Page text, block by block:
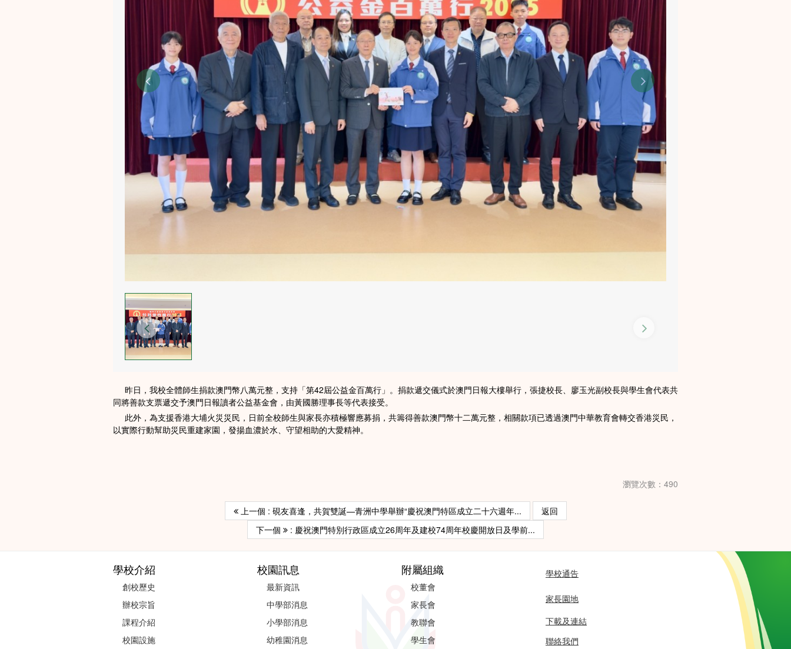
昨日，我校全體師生捐款澳門幣八萬元整，支持「第42屆公益金百萬行」。捐款遞交儀式於澳門日報大樓舉行，張捷校長、廖玉光副校長與學生會代表共
同將善款支票遞交予澳門日報讀者公益基金會，由黃國勝理事長等代表接受。
此外，為支援香港大埔火災災民，日前全校師生與家長亦積極響應募捐，共籌得善款澳門幣十二萬元整，相關款項已透過澳門中華教育會轉交香港災民，
以實際行動幫助災民重建家園，發揚血濃於水、守望相助的大愛精神。
瀏覽次數：490
上一個 : 硯友喜逢，共賀雙誕—青洲中學舉辦“慶祝澳門特區成立二十六週年...
返回
下一個
: 慶祝澳門特別行政區成立26周年及建校74周年校慶開放日及學前...
學校介紹
創校歷史
辦校宗旨
課程介紹
校園設施
校園訊息
最新資訊
中學部消息
小學部消息
幼稚園消息
附屬組織
校董會
家長會
教聯會
學生會
學校通告
家長園地
下載及連結
聯絡我們